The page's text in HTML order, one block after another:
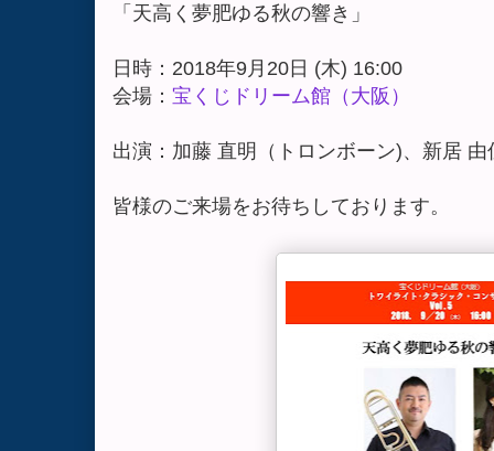
「天高く夢肥ゆる秋の響き」
日時：2018年9月20日 (木) 16:00
会場： 宝くじドリーム館（大阪）
出演：加藤 直明（トロンボーン)、新居
皆様のご来場をお待ちしております。